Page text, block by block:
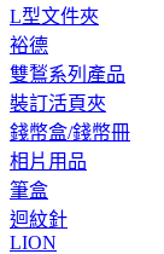
L型文件夾
裕德
雙鶖系列產品
裝訂活頁夾
錢幣盒/錢幣冊
相片用品
筆盒
迴紋針
LION